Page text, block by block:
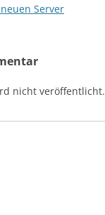
Server
nicht veröffentlicht.